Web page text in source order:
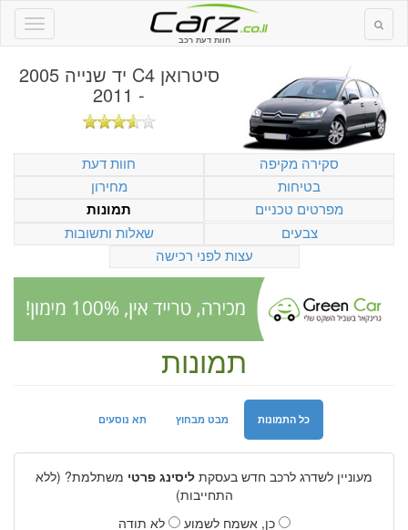
חוות דעת רכב
סיטרואן C4 יד שנייה 2005
- 2011
סקירה מקיפה
חוות דעת
בטיחות
מחירון
מפרטים טכניים
תמונות
צבעים
שאלות ותשובות
עצות לפני רכישה
תמונות
תא נוסעים מבט מבחוץ כל התמונות
מעוניין לשדרג לרכב חדש בעסקת ליסינג פרטי משתלמת? (ללא
התחייבות)
כן, אשמח לשמוע
לא תודה